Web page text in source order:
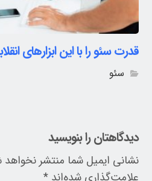
قدرت سئو را با این ابزارهای
سئو
دیدگاهتان را بنویسید
نشانی ایمیل شما منتشر
علامت‌گذاری شده‌اند*